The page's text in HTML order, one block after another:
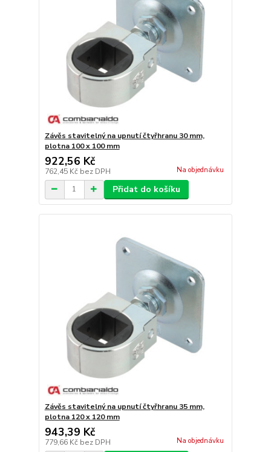
Závěs stavitelný na upnutí čtyřhranu 30 mm,
plotna 100 x 100 mm
922,56 Kč
762,45 Kč bez DPH Na objednávku
Přidat do košíku
Závěs stavitelný na upnutí čtyřhranu 35 mm,
plotna 120 x 120 mm
943,39 Kč
779,66 Kč bez DPH Na objednávku